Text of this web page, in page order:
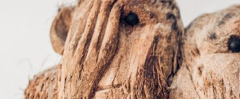
informaatiosodankäyntiä, mutta